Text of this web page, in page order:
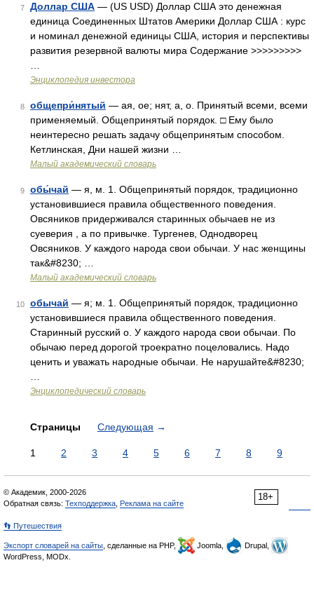
7 Доллар США — (US USD) Доллар США это денежная
единица Соединенных Штатов Америки Доллар США : курс
и номинал денежной единицы США, история и перспективы
развития резервной валюты мира Содержание >>>>>>>>>
Энциклопедия инвестора
8 общепри́нятый — ая, ое; нят, а, о. Принятый всеми, всеми
применяемый. Общепринятый порядок. □ Ему было
неинтересно решать задачу общепринятым способом.
Кетлинская, Дни нашей жизни …
Малый академический словарь
9 обы́чай — я, м. 1. Общепринятый порядок, традиционно
установившиеся правила общественного поведения.
Овсяников придерживался старинных обычаев не из
суеверия , а по привычке. Тургенев, Однодворец
Овсяников. У каждого народа свои обычаи. У нас женщины
так&#8230; …
Малый академический словарь
10 обычай — я; м. 1. Общепринятый порядок, традиционно
установившиеся правила общественного поведения.
Старинный русский о. У каждого народа свои обычаи. По
обычаю перед дорогой троекратно поцеловались. Надо
ценить и уважать народные обычаи. Не нарушайте&#8230;
Энциклопедический словарь
Страницы Следующая →
1 2 3 4 5 6 7 8 9
18+
© Академик, 2000-2026
Обратная связь: Техподдержка Реклама на сайте
👣 Путешествия
Экспорт словарей на сайты , сделанные на PHP, Joomla,
Drupal,
WordPress, MODx.